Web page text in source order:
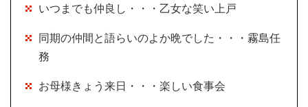
いつまでも仲良し・・・乙女な笑い上戸
同期の仲間と語らいのよか晩でした・・・霧島任
務
お母様きょう来日・・・楽しい食事会